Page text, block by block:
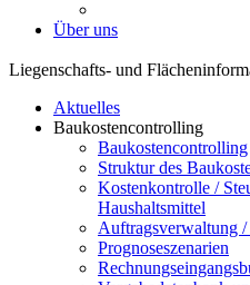
Über uns
Liegenschafts- und
Aktuelles
Baukostencontrolling
Baukostencontrolling
Struktur des
Kostenkontrolle /
Haushaltsmittel
Auftragsverwaltung
Prognoseszenarien